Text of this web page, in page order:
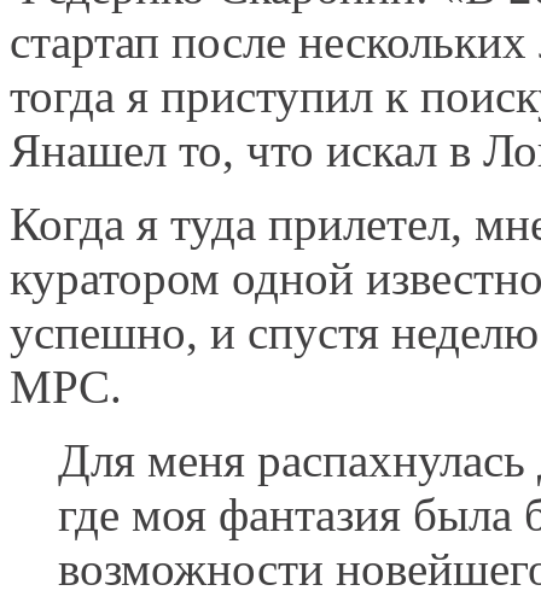
стартап после
тогда я приступил к
Янашел то, что искал в
Когда я туда прилетел,
куратором одной
успешно, и спустя
MPC.
Для меня
где моя фантазия была
возможности